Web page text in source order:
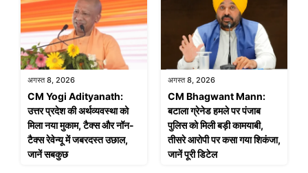
अगस्त 8, 2026
CM Yogi Adityanath:
उत्तर प्रदेश की अर्थव्यवस्था को
मिला नया मुकाम, टैक्स और नॉन-
टैक्स रेवेन्यू में जबरदस्त उछाल,
जानें सबकुछ
अगस्त 8, 2026
CM Bhagwant Mann:
बटाला ग्रेनेड हमले पर पंजाब
पुलिस को मिली बड़ी कामयाबी,
तीसरे आरोपी पर कसा गया शिकंजा,
जानें पूरी डिटेल